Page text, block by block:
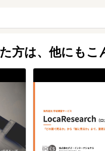
方は、他にも